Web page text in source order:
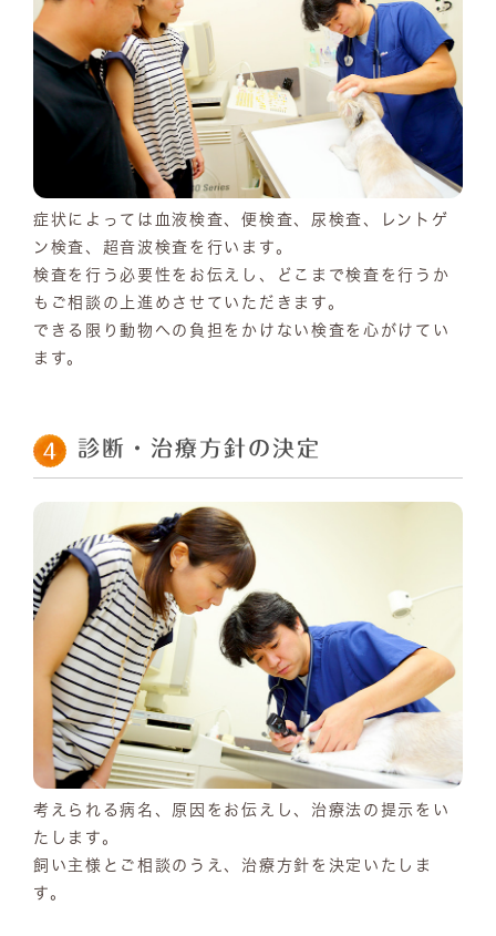
症状によっては血液検査、便検査、尿検査、レントゲ
ン検査、超音波検査を行います。
検査を行う必要性をお伝えし、どこまで検査を行うか
もご相談の上進めさせていただきます。
できる限り動物への負担をかけない検査を心がけてい
ます。
診断・治療方針の決定
考えられる病名、原因をお伝えし、治療法の提示をい
たします。
飼い主様とご相談のうえ、治療方針を決定いたしま
す。